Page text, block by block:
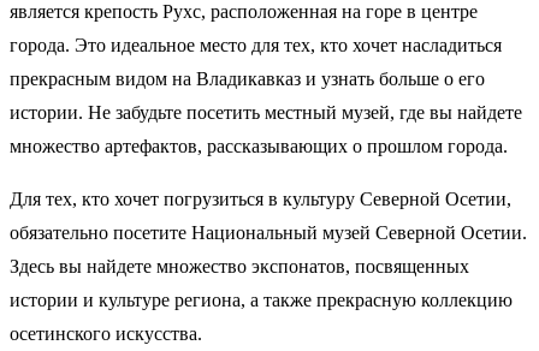
является крепость Рухс, расположенная на горе в центре
города. Это идеальное место для тех, кто хочет насладиться
прекрасным видом на Владикавказ и узнать больше о его
истории. Не забудьте посетить местный музей, где вы найдете
множество артефактов, рассказывающих о прошлом города.
Для тех, кто хочет погрузиться в культуру Северной Осетии,
обязательно посетите Национальный музей Северной Осетии.
Здесь вы найдете множество экспонатов, посвященных
истории и культуре региона, а также прекрасную коллекцию
осетинского искусства.